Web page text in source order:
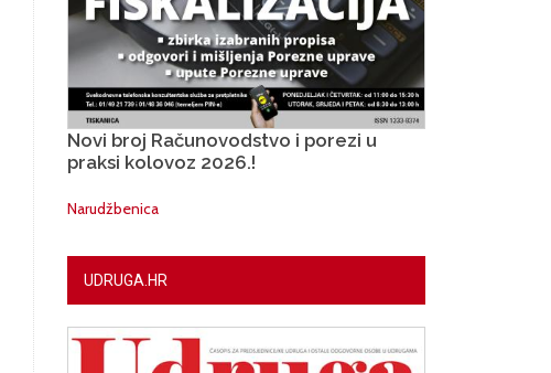
Novi broj Računovodstvo i porezi u
praksi kolovoz 2026.!
Narudžbenica
UDRUGA.HR